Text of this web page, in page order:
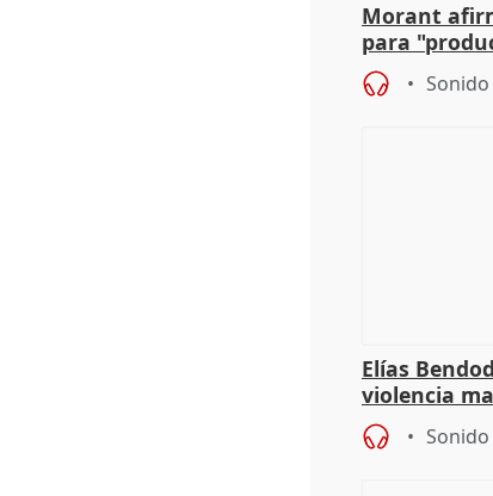
Morant
para
resto del
Elías
violencia